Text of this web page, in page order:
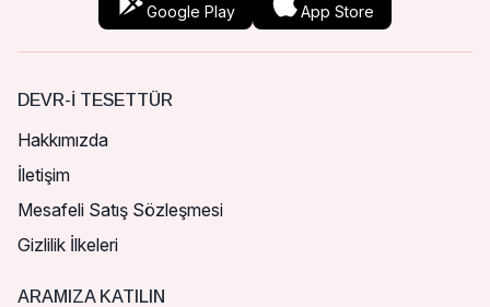
Google Play
App Store
DEVR-I TESETTÜR
Hakkımızda
İletişim
Mesafeli Satış Sözleşmesi
Gizlilik İlkeleri
ARAMIZA KATILIN